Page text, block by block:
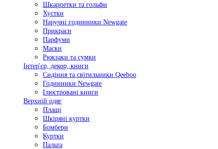
Шкарпетки та гольфи
Хустки
Наручні годинники Newgate
Прикраси
Парфуми
Маски
Рюкзаки та сумки
Інтер'єр, декор, книги
Сидіння та світильники Qeeboo
Годинники Newgate
Ілюстровані книги
Верхній одяг
Плащі
Шкіряні куртки
Бомбери
Куртки
Пальта